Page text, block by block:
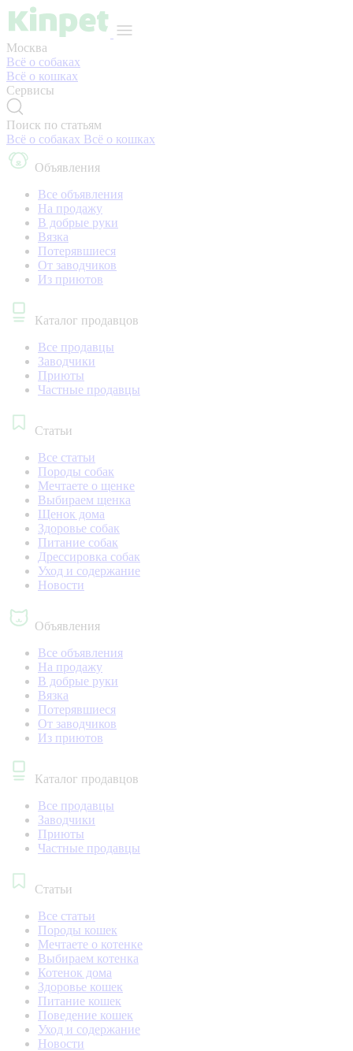
Москва
Всё о собаках
Всё о кошках
Сервисы
Поиск по статьям
Всё о собаках Всё о кошках
Объявления
Все объявления
На продажу
В добрые руки
Вязка
Потерявшиеся
От заводчиков
Из приютов
Каталог продавцов
Все продавцы
Заводчики
Приюты
Частные продавцы
Статьи
Все статьи
Породы собак
Мечтаете о щенке
Выбираем щенка
Щенок дома
Здоровье собак
Питание собак
Дрессировка собак
Уход и содержание
Новости
Объявления
Все объявления
На продажу
В добрые руки
Вязка
Потерявшиеся
От заводчиков
Из приютов
Каталог продавцов
Все продавцы
Заводчики
Приюты
Частные продавцы
Статьи
Все статьи
Породы кошек
Мечтаете о котенке
Выбираем котенка
Котенок дома
Здоровье кошек
Питание кошек
Поведение кошек
Уход и содержание
Новости